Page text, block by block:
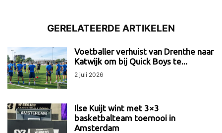
GERELATEERDE ARTIKELEN
Voetballer verhuist van Drenthe naar
Katwijk om bij Quick Boys te...
2 juli 2026
Ilse Kuijt wint met 3×3
basketbalteam toernooi in
Amsterdam